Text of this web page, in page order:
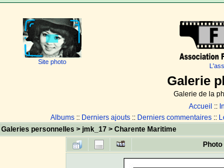
Site photo
Galerie
Galerie de la
Accueil ::
Albums :: Derniers ajouts :: Derniers commentaires ::
Galeries personnelles > jmk_17> Charente Maritime